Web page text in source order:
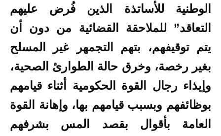
الوطنية للأساتذة الذين فُرض عليهم
التعاقد” للملاحقة القضائية من دون أن
يتم توقيفهم، بتهم التجمهر غير المسلح
بغير رخصة، وخرق حالة الطوارئ الصحية،
وإيذاء رجال القوة الحكومية أثناء قيامهم
بوظائفهم وبسبب قيامهم بها، وإهانة القوة
العامة بأقوال بقصد المس بشرفهم